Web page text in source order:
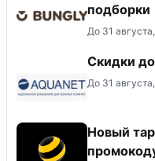
подборки
До 31
Скидки
До 31
Новый